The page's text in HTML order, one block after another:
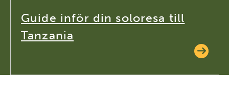
Guide inför din soloresa till
Tanzania